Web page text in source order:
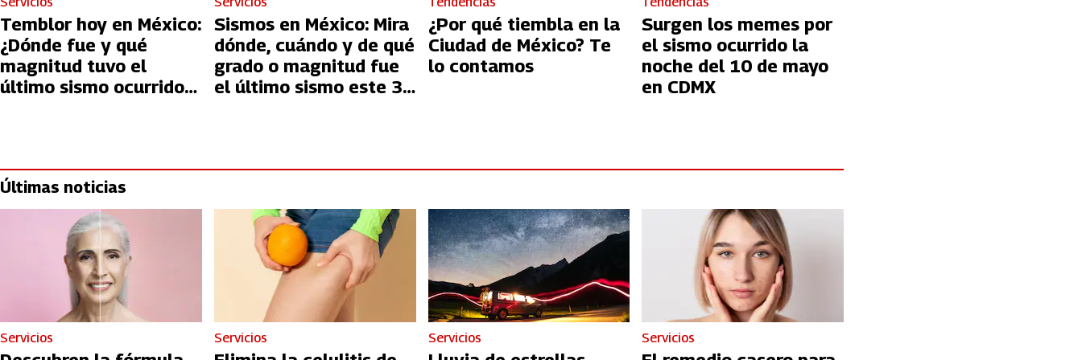
Temblor hoy en México:
¿Dónde fue y qué
magnitud tuvo el
último sismo ocurrido
Sismos en México: Mira
dónde, cuándo y de qué
grado o magnitud fue
el último sismo este 3
¿Por qué tiembla en la
Ciudad de México? Te
lo contamos
Surgen los memes por
el sismo ocurrido la
noche del 10 de mayo
en CDMX
Últimas noticias
Servicios Servicios Servicios Servicios